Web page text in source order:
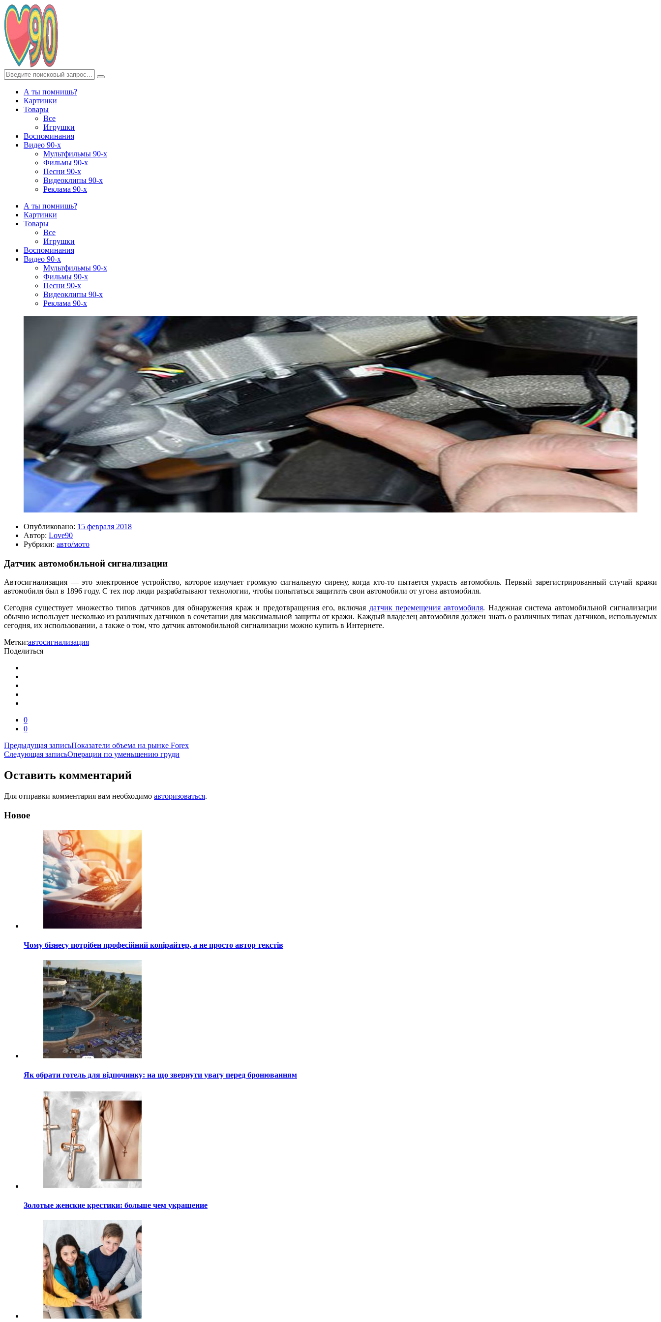
А ты помнишь?
Картинки
Товары
Все
Игрушки
Воспоминания
Видео 90-х
Мультфильмы 90-х
Фильмы 90-х
Песни 90-х
Видеоклипы 90-х
Реклама 90-х
А ты помнишь?
Картинки
Товары
Все
Игрушки
Воспоминания
Видео 90-х
Мультфильмы 90-х
Фильмы 90-х
Песни 90-х
Видеоклипы 90-х
Реклама 90-х
Опубликовано: 15 февраля 2018
Автор: Love90
Рубрики: авто/мото
Датчик автомобильной сигнализации
Автосигнализация — это электронное устройство, которое излучает громкую сигнальную сирену, когда кто-то пытается украсть автомобиль. Первый зарегистрированный случай кражи
автомобиля был в 1896 году. С тех пор люди разрабатывают технологии, чтобы попытаться защитить свои автомобили от угона автомобиля.
Сегодня существует множество типов датчиков для обнаружения краж и предотвращения его, включая датчик перемещения автомобиля. Надежная система автомобильной сигнализации
обычно использует несколько из различных датчиков в сочетании для максимальной защиты от кражи. Каждый владелец автомобиля должен знать о различных типах датчиков, используемых
сегодня, их использовании, а также о том, что датчик автомобильной сигнализации можно купить в Интернете.
Метки:автосигнализация
Поделиться
0
0
Навигация
по
записям
Предыдущая записьПоказатели объема на рынке Forex
Следующая записьОперации по уменьшению груди
Оставить комментарий
Для отправки комментария вам необходимо авторизоваться.
Новое
Чому бізнесу потрібен професійний копірайтер, а не просто автор текстів
Як обрати готель для відпочинку: на що звернути увагу перед бронюванням
Золотые женские крестики: больше чем украшение